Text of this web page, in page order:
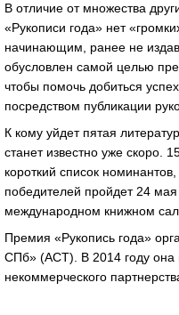
В отличие от множества
«Рукописи года» нет
начинающим, ранее не
обусловлен самой целью
чтобы помочь добиться
посредством публикации
К кому уйдет пятая
станет известно уже скоро.
короткий список
победителей пройдет 24
международном книжном
Премия «Рукопись года»
СПб» (АСТ). В 2014 году она
некоммерческого